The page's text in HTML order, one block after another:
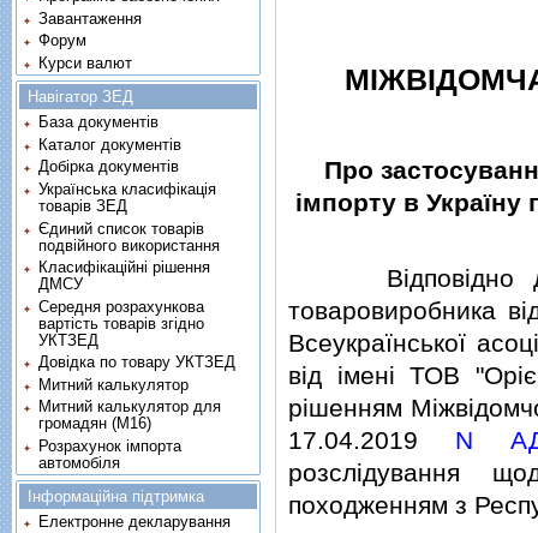
Про
iмпорту в Україну
Вiдповiдно
товаровиробника
Всеукраїнської
вiд iменi ТОВ
рiшенням
17.04.2019 N АД-
розслiдування
походженням з
Завантаження
Форум
Курси валют
Навігатор ЗЕД
База документів
Каталог документів
Добірка документів
Українська класифікація
товарів ЗЕД
Єдиний список товарів
подвійного використання
Класифікаційні рішення
ДМСУ
Середня розрахункова
вартість товарів згідно
УКТЗЕД
Довідка по товару УКТЗЕД
Митний калькулятор
Митний калькулятор для
громадян (М16)
Розрахунок імпорта
автомобіля
Інформаційна підтримка
Електронне декларування